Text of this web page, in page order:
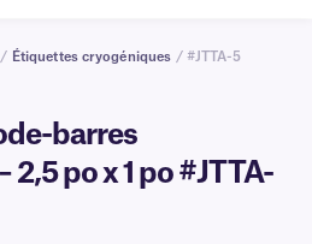
/ Étiquettes cryogéniques / #JTTA-5
barres
2,5 po x 1 po #JTTA-